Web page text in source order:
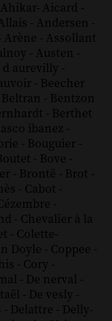
Ahikar- Aicard -
- Andersen -
Arène - Assollant
- Austen -
d aurevilly -
- Beecher
Beltran - Bentzon
- Berthet
ibanez -
- Bouguier -
- Bove -
- Brontë - Brot -
- Cabot -
-
- Chevalier à la
- Colette-
Doyle - Coppee -
- Cory -
- De nerval -
- De vesly -
- Delattre - Delly-